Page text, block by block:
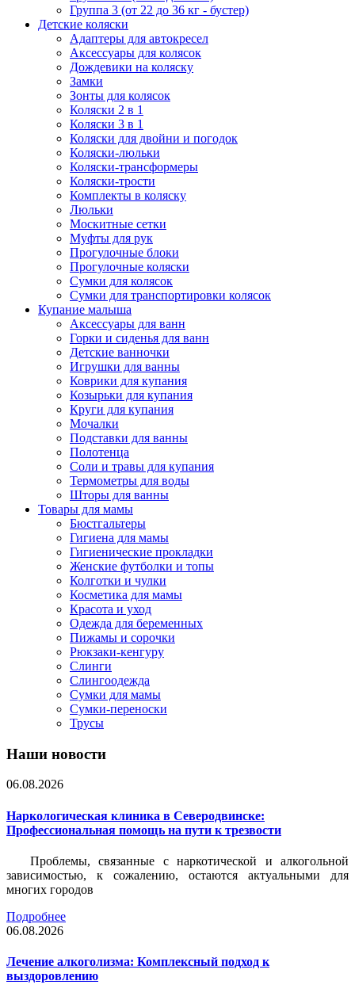
Группа 3 (от 22 до 36 кг - бустер)
Детские коляски
Адаптеры для автокресел
Аксессуары для колясок
Дождевики на коляску
Замки
Зонты для колясок
Коляски 2 в 1
Коляски 3 в 1
Коляски для двойни и погодок
Коляски-люльки
Коляски-трансформеры
Коляски-трости
Комплекты в коляску
Люльки
Москитные сетки
Муфты для рук
Прогулочные блоки
Прогулочные коляски
Сумки для колясок
Сумки для транспортировки колясок
Купание малыша
Аксессуары для ванн
Горки и сиденья для ванн
Детские ванночки
Игрушки для ванны
Коврики для купания
Козырьки для купания
Круги для купания
Мочалки
Подставки для ванны
Полотенца
Соли и травы для купания
Термометры для воды
Шторы для ванны
Товары для мамы
Бюстгальтеры
Гигиена для мамы
Гигиенические прокладки
Женские футболки и топы
Колготки и чулки
Косметика для мамы
Красота и уход
Одежда для беременных
Пижамы и сорочки
Рюкзаки-кенгуру
Слинги
Слингоодежда
Сумки для мамы
Сумки-переноски
Трусы
Наши новости
06.08.2026
Наркологическая клиника в Северодвинске:
Профессиональная помощь на пути к трезвости
Проблемы, связанные с наркотической и алкогольной
зависимостью, к сожалению, остаются актуальными для
многих городов
Подробнее
06.08.2026
Лечение алкоголизма: Комплексный подход к
выздоровлению